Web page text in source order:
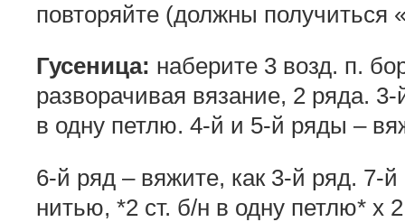
повторяйте (должны получиться
Гусеница: наберите 3 возд. п.
разворачивая вязание, 2 ряда.
в одну петлю. 4-й и 5-й ряды –
6-й ряд – вяжите, как 3-й ряд. 7-
нитью, *2 ст. б/н в одну петлю* х